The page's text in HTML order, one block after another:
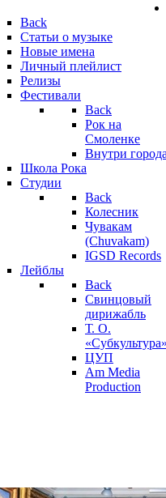
Back
Статьи о музыке
Новые имена
Личный плейлист
Релизы
Фестивали
Back
Рок на
Смоленке
Внутри
Школа Рока
Студии
Back
Колесник
Чувакам
(Chuvakam)
IGSD Records
Лейблы
Back
Свинцовый
дирижабль
Т. О.
ЦУП
Am Media
Production